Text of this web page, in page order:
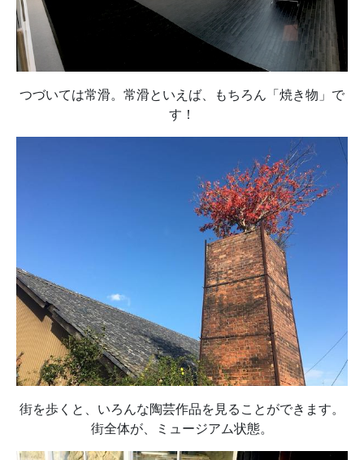
つづいては常滑。常滑といえば、もちろん「焼き物」で
す！
街を歩くと、いろんな陶芸作品を見ることができます。
街全体が、ミュージアム状態。